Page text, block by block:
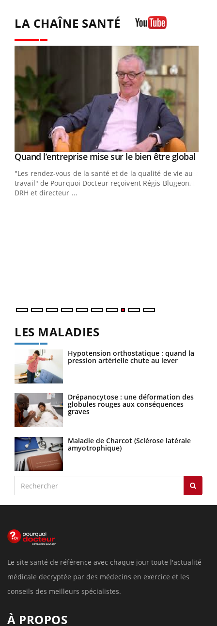
LA CHAÎNE SANTÉ
Youtube
Quand l’entreprise mise sur le bien être global
"Les rendez-vous de la santé et de la qualité de vie au
travail" de Pourquoi Docteur reçoivent Régis Blugeon,
DRH et directeur ...
LES MALADIES
Hypotension orthostatique : quand la
pression artérielle chute au lever
Drépanocytose : une déformation des
globules rouges aux conséquences
graves
Maladie de Charcot (Sclérose latérale
amyotrophique)
Le site santé de référence avec chaque jour toute l'actualité
médicale decryptée par des médecins en exercice et les
conseils des meilleurs spécialistes.
À PROPOS